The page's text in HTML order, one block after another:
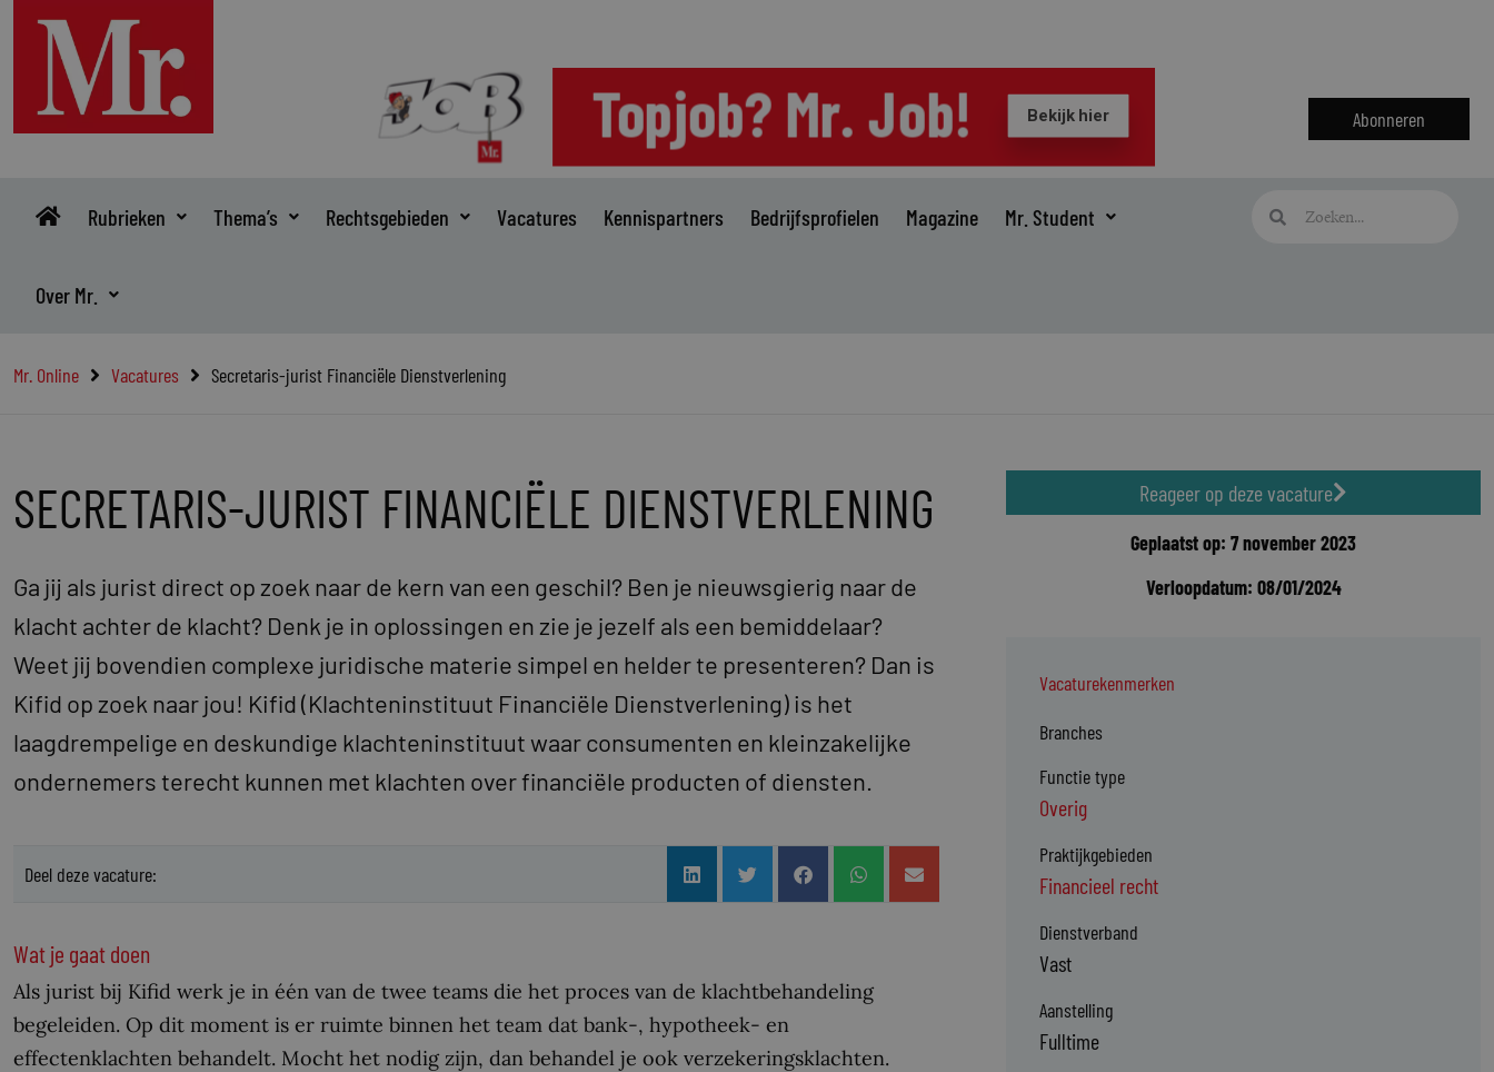
inhoud
Abonneren
Rubrieken Thema’s Rechtsgebieden Vacatures Kennispartners Bedrijfsprofielen Magazine Mr. Student
Over Mr.
Zoeken
Mr. Online Vacatures Secretaris-jurist Financiële Dienstverlening
SECRETARIS-JURIST FINANCIËLE DIENSTVERLENING
Ga jij als jurist direct op zoek naar de kern van een geschil? Ben je nieuwsgierig naar de
klacht achter de klacht? Denk je in oplossingen en zie je jezelf als een bemiddelaar?
Weet jij bovendien complexe juridische materie simpel en helder te presenteren? Dan is
Kifid op zoek naar jou! Kifid (Klachteninstituut Financiële Dienstverlening) is het
laagdrempelige en deskundige klachteninstituut waar consumenten en kleinzakelijke
ondernemers terecht kunnen met klachten over financiële producten of diensten.
Deel deze vacature:
Wat je gaat doen
Als jurist bij Kifid werk je in één van de twee teams die het proces van de klachtbehandeling
begeleiden. Op dit moment is er ruimte binnen het team dat bank-, hypotheek- en
effectenklachten behandelt. Mocht het nodig zijn, dan behandel je ook verzekeringsklachten.
Reageer op deze vacature
Geplaatst op: 7 november 2023
Verloopdatum: 08/01/2024
Vacaturekenmerken
Branches
Functie type
Overig
Praktijkgebieden
Financieel recht
Dienstverband
Vast
Aanstelling
Fulltime